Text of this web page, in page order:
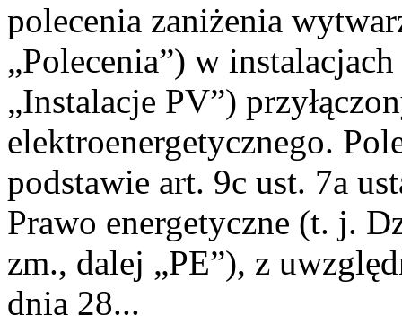
polecenia zaniżenia
„Polecenia”) w
„Instalacje PV”)
elektroenergetycznego.
podstawie art. 9c ust. 7a
Prawo energetyczne (t. j.
zm., dalej „PE”), z
dnia 28...